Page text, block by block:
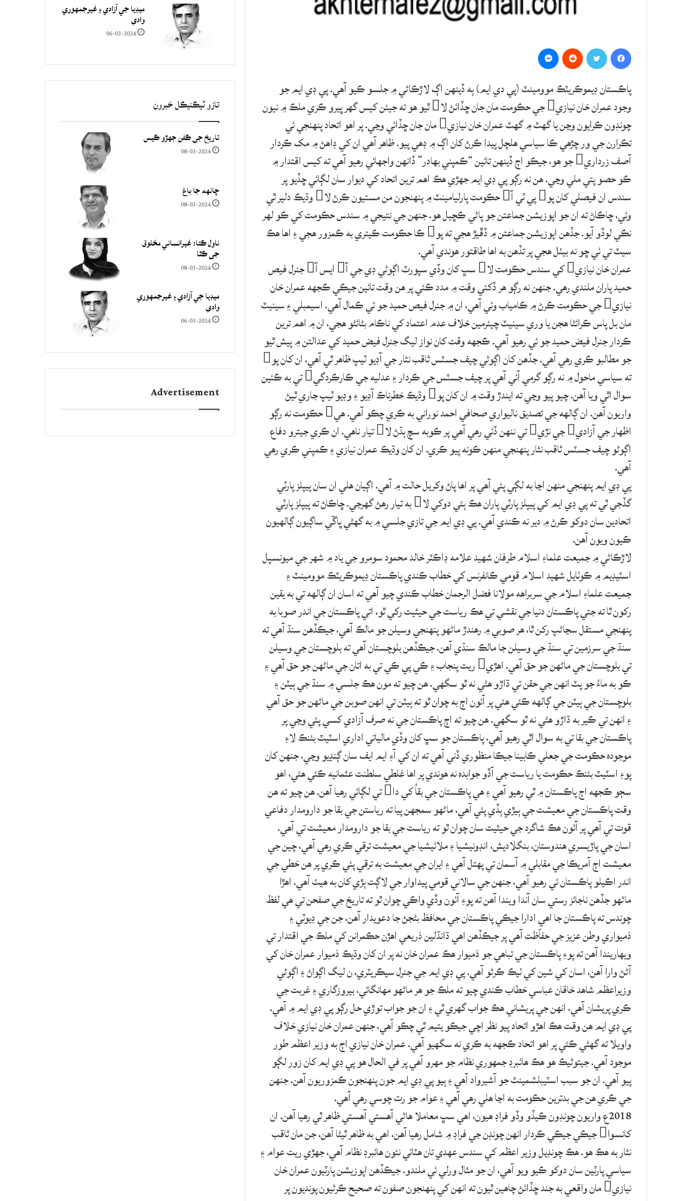
پاڪستان ڊيموڪريٽڪ موومينٽ (پي دي ايم) ٻه ڏينهن اڳ لاڙڪاڻي ۾ جلسو ڪيو آهي. پي ڊي ايم جو
وجود عمران خان نيازي جي حڪومت مان جان ڇڏائڻ لا ٿيو هو ته جيئن کيس گهر ڀيرو ڪري ملڪ ۾ نيون
چونڊون ڪرايون وڃن يا گهٽ ۾ گهٽ عمران خان نيازي مان جان ڇڏائي وڃي. پر اهو اتحاد پنهنجي ئي
تڪرارن جي ور چڙهي ڪا سياسي هلچل پيدا ڪرڻ کان اڳ ۾ ڊهي پيو. ظاهر آهي ان کي ڊاهڻ ۾ مک ڪردار
آصف زرداري جو هو، جيڪو اڄ ڏينهن تائين “ڪمپني بهادر” ڏانهن واجهائي رهيو آهي ته کيس اقتدار ۾
ڪو حصو پتي ملي وڃي. هن نه رڳو پي ڊي ايم جهڙي هڪ اهم ترين اتحاد کي ديوار سان لڳائي ڇڏيو پر
سندس ان فيصلي کان پو پي ٽي آ حڪومت پارليامينٽ ۾ پنهنجون من مستيون ڪرڻ لا وڌيڪ دلير ٿي
وئي، ڇاڪاڻ ته ان جو اپوزيشن جماعتن جو پاڻي ڪڇيل هو. جنهن جي نتيجي ۾ سندس حڪومت کي ڪو لهر
نڪي لوڏو آيو. جڏهن اپوزيشن جماعتن ۾ ڏڦيڙ هجي ته پو ڪا حڪومت ڪيتري به ڪمزور هجي ۽ اها هڪ
سيٽ تي ئي ڇو نه بيٺل هجي پر تڏهن به اها طاقتور هوندي آهي.
عمران خان نيازي کي سندس حڪومت لا سڀ کان وڏي سپورٽ اڳوڻي ڊي جي آ ايس آ جنرل فيص
حميد پاران ملندي رهي. جنهن نه رڳو هر ڏکئي وقت ۾ مدد ڪئي پر هن وقت تائين جيڪي ڪجهه عمران خان
نيازي جي حڪومت ڪرڻ ۾ ڪامياب وئي آهي، ان ۾ جنرل فيص حميد جو ئي ڪمال آهي. اسيمبلي ۽ سينيٽ
مان بل پاس ڪرائڻا هجن يا وري سينيٽ چيئرمين خلاف عدم اعتماد کي ناڪام بڻائڻو هجي، ان ۾ اهم ترين
ڪردار جنرل فيض حميد جو ئي رهيو آهي. ڪجهه وقت کان نواز ليگ جنرل فيض حميد کي عدالتن ۾ پيش ٿيو
جو مطالبو ڪري رهي آهي. جڏهن کان اڳوڻي چيف جسٽس ثاقب نثار جي آڊيو ٽيپ ظاهر ٿي آهي، ان کان پو
ته سياسي ماحول ۾ نه رڳو گرمي آئي آهي پر چيف جسٽس جي ڪردار ۽ عدليه جي ڪارڪردگي تي به ڪئين
سوال اٿي ويا آهن. چيو پيو وڃي ته ايندڙ وقت ۾ ان کان پو وڌيڪ خطرناڪ آڊيو ۽ وڊيو ٽيپ جاري ٿيڻ
واريون آهن. ان ڳالهه جي تصديق ناليواري صحافي احمد نوراني به ڪري چڪو آهي. هي حڪومت نه رڳو
اظهار جي آزادي جي نڙي تي ننهن ڏئي رهي آهي پر ڪوبه سچ ٻڌڻ لا تيار ناهي. ان ڪري جيترو دفاع
اڳوڻو چيف جسٽس ثاقب نثار پنهنجي منهن ڪونه پيو ڪري. ان کان وڌيڪ عمران نيازي ۽ ڪمپني ڪري رهي
آهي.
پي ڊي ايم پنهنجي منهن اڃا به لڳي پئي آهي پر اها پاڻ وکريل حالت ۾ آهي. اڳيان هلي ان سان پيپلز پارٽي
گڏجي ٿي ته پي ڊي ايم کي پيپلز پارٽي پاران هڪ ٻئي دوکي لا به تيار رهڻ گهرجي. ڇاڪاڻ ته پيپلز پارٽي
اتحادين سان دوکو ڪرڻ ۾ دير نه ڪندي آهي. پي ڊي ايم جي تازي جلسي ۾ به گهڻي ڀاڱي ساڳيون ڳالهيون
ڪيون ويون آهن.
لاڙڪاڻي ۾ جميعت علماءِ اسلام طرفان شهيد علامه ڊاڪٽر خالد محمود سومرو جي ياد ۾ شهر جي ميونسپل
اسٽيڊيم ۾ ڪوٺايل شهيد اسلام قومي ڪانفرنس کي خطاب ڪندي پاڪستان ڊيموڪريٽڪ موومينٽ ۽
جميعت علماءِ اسلام جي سربراهه مولانا فضل الرحمان خطاب ڪندي چيو آهي ته اسان ان ڳالهه تي به يقين
رکون ٿا ته جتي پاڪستان دنيا جي نقشي تي هڪ رياست جي حيثيت رکي ٿو، اتي پاڪستان جي اندر صوبا به
پنهنجي مستقل سڃاڻپ رکن ٿا، هر صوبي ۾ رهندڙ ماڻهو پنهنجي وسيلن جو مالڪ آهي، جيڪڏهن سنڌ آهي ته
سنڌ جي سرزمين تي سنڌ جي وسيلن جا مالڪ سنڌي آهن. جيڪڏهن بلوچستان آهي ته بلوچستان جي وسيلن
تي بلوچستان جي ماڻهن جو حق آهي. اهڙي ريت پنجاب ۽ ڪي پي ڪي تي به اتان جي ماڻهن جو حق آهي ۽
ڪو به ماءُ جو پٽ انهن جي حقن تي ڌاڙو هڻي نه ٿو سگهي. هن چيو ته مون هڪ جلسي ۾ سنڌ جي ٻيٽن ۽
بلوچستان جي ٻيٽن جي ڳالهه ڪئي هئي پر آئون اڄ به چوان ٿو ته ٻيٽن تي انهن صوبن جي ماڻهن جو حق آهي
۽ انهن تي ڪير به ڌاڙو هڻي نه ٿو سگهي. هن چيو ته اڄ پاڪستان جي نه صرف آزادي کسي پئي وڃي پر
پاڪستان جي بقا تي به سوال اٿي رهيو آهي، پاڪستان جو سڀ کان وڏي مالياتي اداري اسٽيٽ بئنڪ لاءِ
موجوده حڪومت جي جعلي ڪابينا جيڪا منظوري ڏني آهي ته ان کي آءِ ايم ايف سان ڳنڍيو وڃي، جنهن کان
پوءِ اسٽيٽ بئنڪ حڪومت يا رياست جي آڏو جوابده نه هوندي پر اها غلطي سلطنت عثمانيه ڪئي هئي، اهو
سڄو ڪجهه اڄ پاڪستان ۾ ٿي رهيو آهي ۽ هي پاڪستان جي بقاُ کي دا تي لڳائي رهيا آهن. هن چيو ته هن
وقت پاڪستان جي معيشت جي ٻيڙي ٻڏي پئي آهي، ماڻهو سمجهن پيا ته رياستن جي بقا جو دارومدار دفاعي
قوت تي آهي پر آئون هڪ شاگرد جي حيثيت سان چوان ٿو ته رياست جي بقا جو دارومدار معيشت تي آهي.
اسان جي پاڙيسري هندوستان، بنگلاديش، انڊونيشيا ۽ ملائيشيا جي معيشت ترقي ڪري رهي آهي، چين جي
معيشت اڄ آمريڪا جي مقابلي ۾ آسمان تي پهتل آهي ۽ ايران جي معيشت به ترقي پئي ڪري پر هن خطي جي
اندر اڪيلو پاڪستان ئي رهيو آهي، جنهن جي سالاني قومي پيداوار جي لاڳت ٻڙي کان به هيٺ آهي. اهڙا
ماڻهو جڏهن ناجائز رستي سان آندا ويندا آهن ته پوءِ آئون وڏي واڪي چوان ٿو ته تاريخ جي صفحن تي هي لفظ
چوندس ته پاڪستان جا اهي ادارا جيڪي پاڪستان جي محافظ بڻجڻ جا دعويدار آهن، جن جي ڊيوٽي ۽
ذميواري وطن عزيز جي حفاّظت آهي پر جيڪڏهن اهي ڌانڌلين ذريعي اهڙن حڪمرانن کي ملڪ جي اقتدار تي
ويهاريندا آهن ته پوءِ پاڪستان جي تباهي جو ذميوار هڪ عمران خان نه پر ان کان وڌيڪ ذميوار عمران خان کي
آڻڻ وارا آهن، اسان کي شين کي ٺيڪ ڪرڻو آهي. پي ڊي ايم جي جنرل سيڪريٽري، ن ليگ اڳواڻ ۽ اڳوڻي
وزيراعظم شاهد خاقان عباسي خطاب ڪندي چيو ته ملڪ جو هر ماڻهو مهانگائي، بيروزگاري ۽ غربت جي
ڪري پريشان آهي، انهن جي پريشاني هڪ جواب گهري ٿي ۽ ان جو جواب توڙي حل رڳو پي ڊي ايم ۾ آهي.
پي ڊي ايم هن وقت هڪ اهڙو اتحاد پيو نظر اچي جيڪو يتيم ٿي چڪو آهي، جنهن عمران خان نيازي خلاف
واويلا ته گهڻي ڪئي پر اهو اتحاد ڪجهه به ڪري نه سگهيو آهي. عمران خان نيازي اڄ به وزير اعظم طور
موجود آهي. جيتوڻيڪ هو هڪ هائبرڊ جمهوري نظام جو مهرو آهي پر في الحال هو پي ڊي ايم کان زور لڳو
پيو آهي. ان جو سبب اسٽيبلشمينٽ جو آشيرواد آهي ۽ ٻيو پي ڊي ايم جون پنهنجون ڪمزوريون آهن. جنهن
جي ڪري هن جي بدترين حڪومت به اڃا هلي رهي آهي ۽ عوام جو رت چوسي رهي آهي.
2018ع واريون چونڊون ڪيڏو وڏو فراڊ هيون، اهي سڀ معاملا هاڻي آهستي آهستي ظاهر ٿي رهيا آهن. ان
کانسوا جيڪي جيڪي ڪردار انهن چونڊن جي فراڊ ۾ شامل رهيا آهن، اهي به ظاهر ٿيڻا آهن، جن مان ثاقب
نثار به هڪ هو. هڪ چونڊيل وزير اعظم کي سندس عهدي تان هٽائي نئون هائبرڊ نظام آهي، جهڙي ريت عوام ۽
سياسي پارٽين سان دوکو ڪيو ويو آهي، ان جو مثال ورلي ئي ملندو. جيڪڏهن اپوزيشن پارٽيون عمران خان
نيازي مان واقعي به جند ڇڏائڻ چاهين ٿيون ته انهن کي پنهنجون صفون ته صحيح ڪرڻيون پونديون پر
ميڊيا جي آزادي ۽ غيرجمھوري
وادي
06-03-2024
تازو ٽيڪنيڪل خبرون
تاريخ جي ڪفن جھڙو ڪيس
08-03-2024
چانهه جا باغ
08-03-2024
ناول ڪتا: غيرانساني مخلوق
جي ڪٿا
08-03-2024
ميڊيا جي آزادي ۽ غيرجمھوري
وادي
06-03-2024
Advertisement